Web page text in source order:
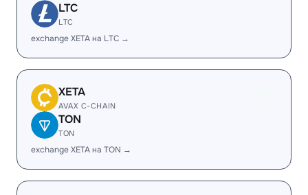
LTC
LTC
exchange XETA на LTC →
XETA
AVAX C-CHAIN
TON
TON
exchange XETA на TON →